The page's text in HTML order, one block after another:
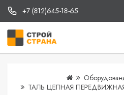
+7 (812)645-18-65
ТАЛЬ ЦЕПНАЯ ПЕРЕДВИЖНАЯ